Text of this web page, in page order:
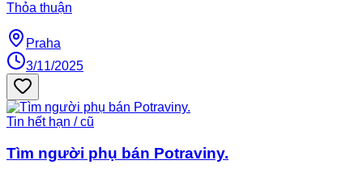
Thỏa thuận
Praha
3/11/2025
Tin hết hạn / cũ
Tìm người phụ bán Potraviny.